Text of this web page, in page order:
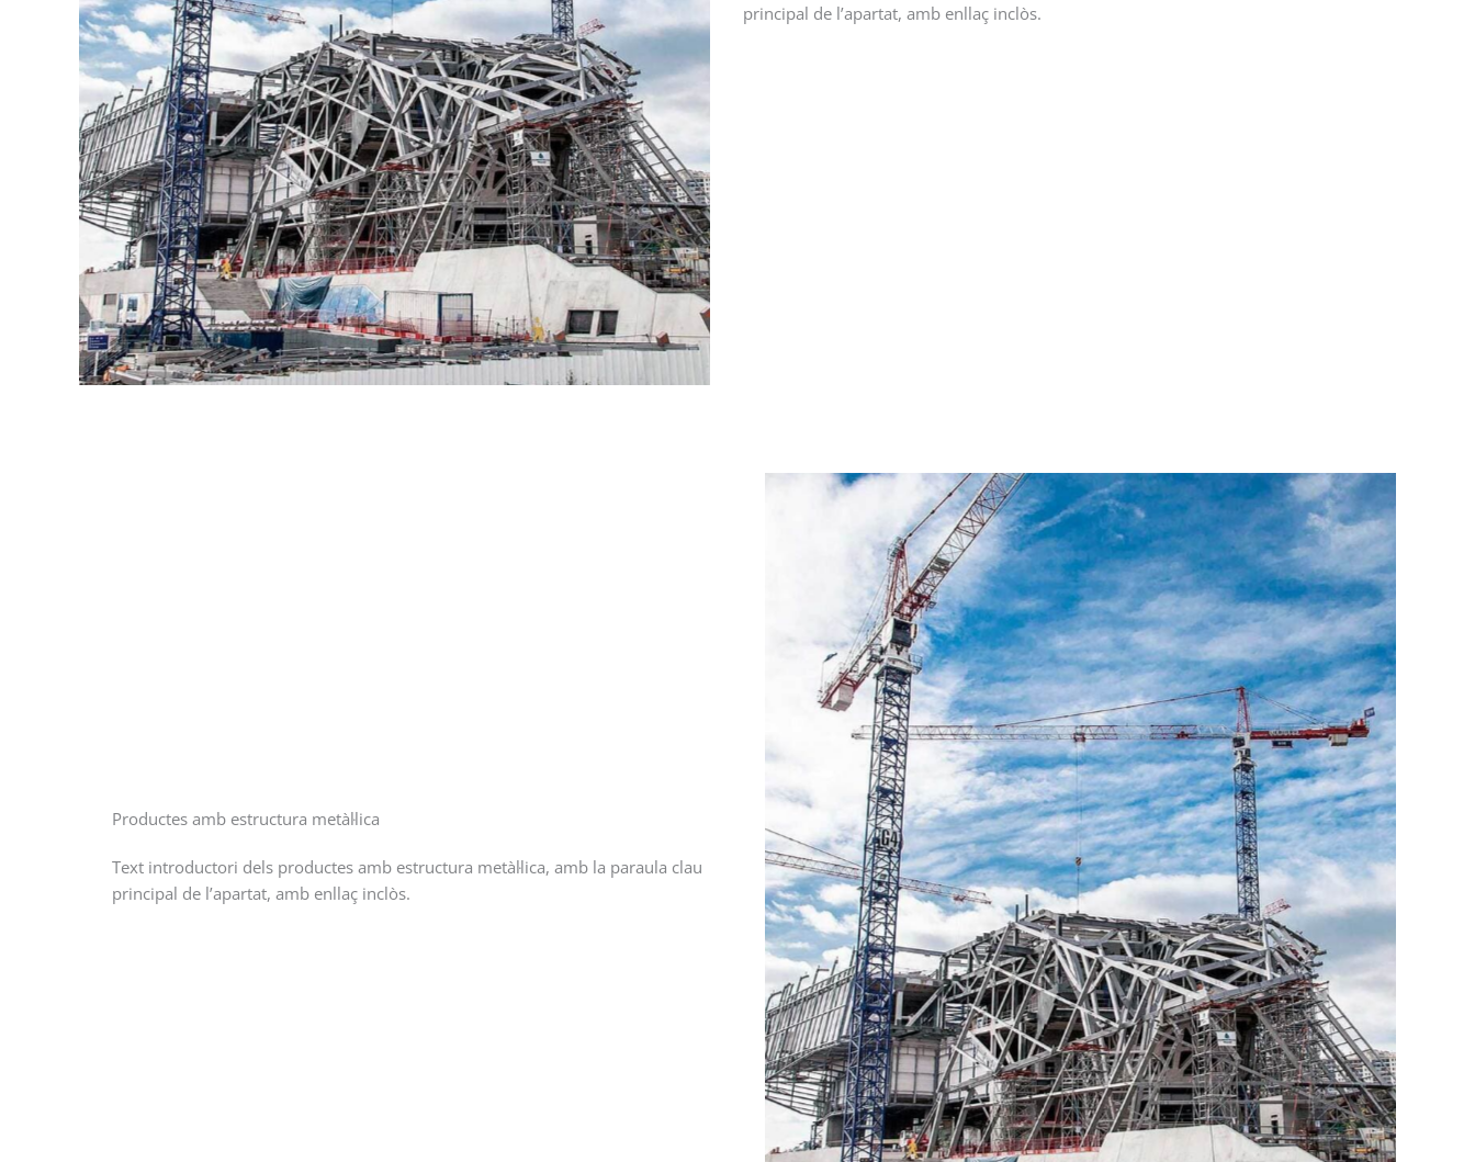
principal de l’apartat, amb enllaç inclòs.
Productes amb estructura metàl·lica
Text introductori dels productes amb estructura metàl·lica, amb la paraula clau
principal de l’apartat, amb enllaç inclòs.